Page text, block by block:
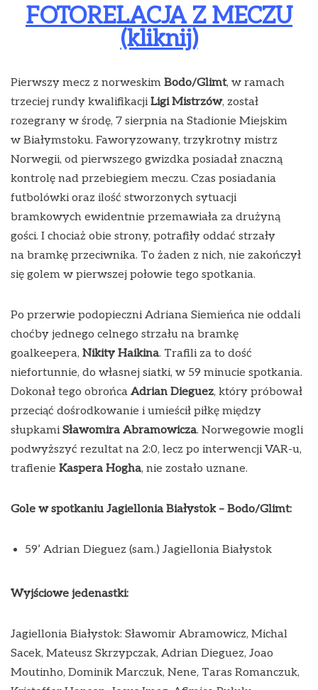
FOTORELACJA Z MECZU
(kliknij)
Pierwszy mecz z norweskim Bodo/Glimt, w ramach
trzeciej rundy kwalifikacji Ligi Mistrzów, został
rozegrany w środę, 7 sierpnia na Stadionie Miejskim
w Białymstoku. Faworyzowany, trzykrotny mistrz
Norwegii, od pierwszego gwizdka posiadał znaczną
kontrolę nad przebiegiem meczu. Czas posiadania
futbolówki oraz ilość stworzonych sytuacji
bramkowych ewidentnie przemawiała za drużyną
gości. I chociaż obie strony, potrafiły oddać strzały
na bramkę przeciwnika. To żaden z nich, nie zakończył
się golem w pierwszej połowie tego spotkania.
Po przerwie podopieczni Adriana Siemieńca nie oddali
choćby jednego celnego strzału na bramkę
goalkeepera, Nikity Haikina. Trafili za to dość
niefortunnie, do własnej siatki, w 59 minucie spotkania.
Dokonał tego obrońca Adrian Dieguez, który próbował
przeciąć dośrodkowanie i umieścił piłkę między
słupkami Sławomira Abramowicza. Norwegowie mogli
podwyższyć rezultat na 2:0, lecz po interwencji VAR-u,
trafienie Kaspera Hogha, nie zostało uznane.
Gole w spotkaniu Jagiellonia Białystok – Bodo/Glimt:
59’ Adrian Dieguez (sam.) Jagiellonia Białystok
Wyjściowe jedenastki:
Jagiellonia Białystok: Sławomir Abramowicz, Michal
Sacek, Mateusz Skrzypczak, Adrian Dieguez, Joao
Moutinho, Dominik Marczuk, Nene, Taras Romanczuk,